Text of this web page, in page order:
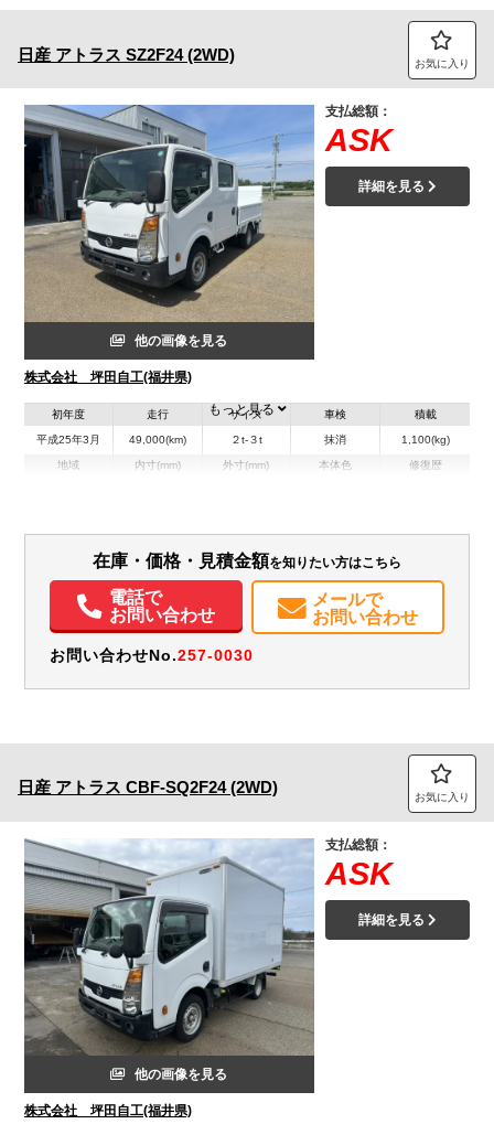
トラック市FC会員専用ページはこちら
日産 アトラス SZ2F24 (2WD) お気に入り
他の画像を見る
株式会社 坪田自工(福井県)
支払総額：
ASK
詳細を見る
初年度
平成25年3月
走行
49,000(km)
サイズ
２t-３t
車検
抹消
積載
1,100(kg)
地域 内寸(mm) 外寸(mm) 本体色 修復歴
装備情報
エアコン パワステ パワーウィンドウ エアバッグ ETC
もっと見る
在庫・価格・見積金額を知りたい方はこちら
電話で
お問い合わせ
メールで
お問い合わせ
お問い合わせNo.257-0030
日産 アトラス CBF-SQ2F24 (2WD) お気に入り
他の画像を見る
株式会社 坪田自工(福井県)
支払総額：
ASK
詳細を見る